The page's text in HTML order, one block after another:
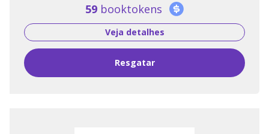
59 booktokens
Veja detalhes
Resgatar